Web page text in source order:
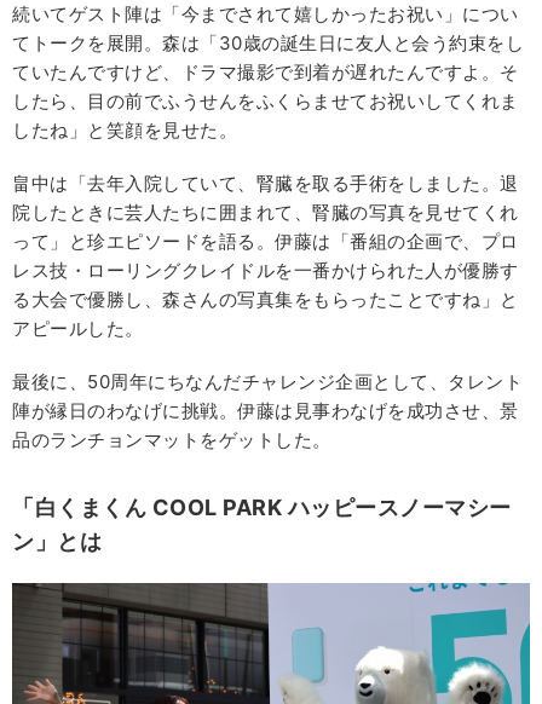
続いてゲスト陣は「今までされて嬉しかったお祝い」につい
てトークを展開。森は「30歳の誕生日に友人と会う約束をし
ていたんですけど、ドラマ撮影で到着が遅れたんですよ。そ
したら、目の前でふうせんをふくらませてお祝いしてくれま
したね」と笑顔を見せた。
畠中は「去年入院していて、腎臓を取る手術をしました。退
院したときに芸人たちに囲まれて、腎臓の写真を見せてくれ
って」と珍エピソードを語る。伊藤は「番組の企画で、プロ
レス技・ローリングクレイドルを一番かけられた人が優勝す
る大会で優勝し、森さんの写真集をもらったことですね」と
アピールした。
最後に、50周年にちなんだチャレンジ企画として、タレント
陣が縁日のわなげに挑戦。伊藤は見事わなげを成功させ、景
品のランチョンマットをゲットした。
「白くまくん COOL PARK ハッピースノーマシー
ン」とは